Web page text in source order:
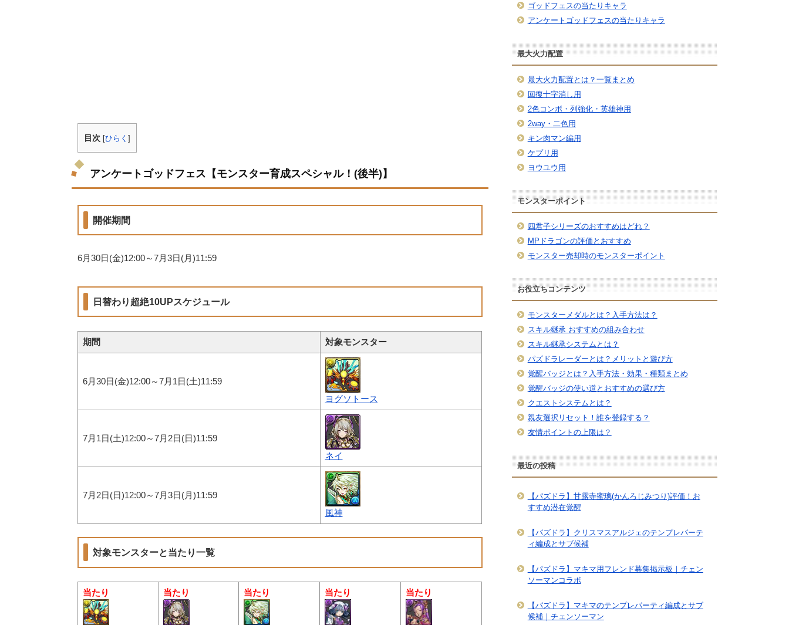
目次 [ひらく ]
アンケートゴッドフェス【モンスター育成スペシャル！(後半)】
開催期間
6月30日(金)12:00～7月3日(月)11:59
日替わり超絶10UPスケジュール
期間 対象モンスター
6月30日(金)12:00～7月1日(土)11:59
ヨグソトース
7月1日(土)12:00～7月2日(日)11:59
ネイ
7月2日(日)12:00～7月3日(月)11:59
風神
対象モンスターと当たり一覧
当たり 当たり 当たり 当たり 当たり
ゴッドフェスの当たりキャラ
アンケートゴッドフェスの当たりキャラ
最大火力配置
最大火力配置とは？一覧まとめ
回復十字消し用
2色コンボ・列強化・英雄神用
2way・二色用
キン肉マン編用
ケプリ用
ヨウユウ用
モンスターポイント
四君子シリーズのおすすめはどれ？
MPドラゴンの評価とおすすめ
モンスター売却時のモンスターポイント
お役立ちコンテンツ
モンスターメダルとは？入手方法は？
スキル継承 おすすめの組み合わせ
スキル継承システムとは？
パズドラレーダーとは？メリットと遊び方
覚醒バッジとは？入手方法・効果・種類まとめ
覚醒バッジの使い道とおすすめの選び方
クエストシステムとは？
親友選択リセット！誰を登録する？
友情ポイントの上限は？
最近の投稿
【パズドラ】甘露寺蜜璃(かんろじみつり)評価！お
すすめ潜在覚醒
【パズドラ】クリスマスアルジェのテンプレパーテ
ィ編成とサブ候補
【パズドラ】マキマ用フレンド募集掲示板｜チェン
ソーマンコラボ
【パズドラ】マキマのテンプレパーティ編成とサブ
候補｜チェンソーマン